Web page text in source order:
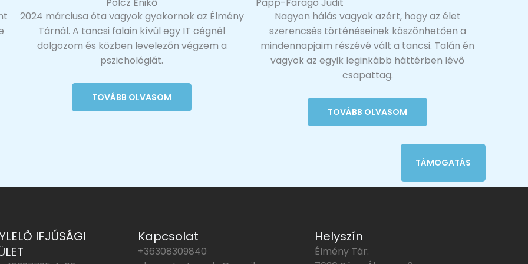
Pölcz Enikő
2024 márciusa óta vagyok gyakornok az Élmény
Tárnál. A tancsi falain kívül egy IT cégnél
dolgozom és közben levelezőn végzem a
pszichológiát.
TOVÁBB OLVASOM
Papp-Faragó Judit
Nagyon hálás vagyok azért, hogy az élet
szerencsés történéseinek köszönhetően a
mindennapjaim részévé vált a tancsi. Talán én
vagyok az egyik leginkább háttérben lévő
csapattag.
TOVÁBB OLVASOM
TÁMOGATÁS
IFJÚSÁGI
Kapcsolat
+36308309840
Helyszín
Élmény Tár: